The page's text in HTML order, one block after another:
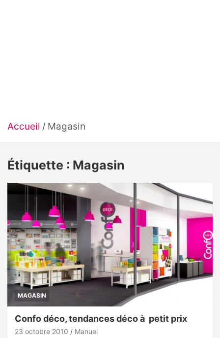
Accueil Magasin
Étiquette : Magasin
MAGASIN
Confo déco, tendances déco à petit prix
23 octobre 2010 Manuel